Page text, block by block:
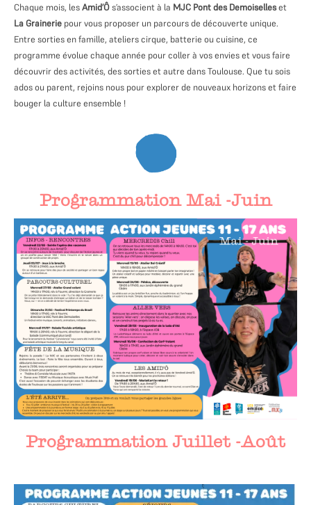
Chaque mois, lesAmid’Ôs’associent à la MJC Pont des Demoiselleset
La Grainerie pour vous proposer un parcours de découverte unique.
Entre sorties en famille, ateliers cirque, batterie ou cuisine, ce
programme évolue chaque année pour coller à vos envies et vous faire
découvrir des activités, des sorties et autre dans Toulouse. Que tu sois
ados ou parent, rejoins nous pour explorer de nouveaux horizons et faire
bouger la culture ensemble !
Programmation Mai -Juin
Programmation Juillet -Août